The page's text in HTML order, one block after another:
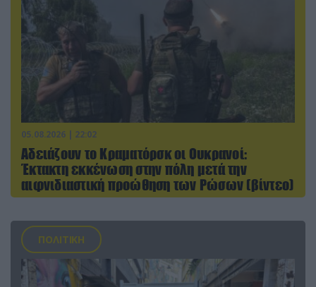
05.08.2026 | 22:02
Αδειάζουν το Κραματόρσκ οι Ουκρανοί:
Έκτακτη εκκένωση στην πόλη μετά την
αιφνιδιαστική προώθηση των Ρώσων (βίντεο)
ΠΟΛΙΤΙΚΗ